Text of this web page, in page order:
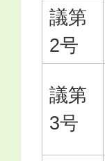
議第
2号
議第
3号